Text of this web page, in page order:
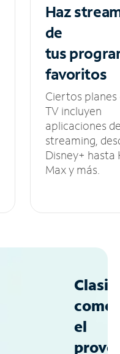
Haz
de
tus
favoritos
Ciertos planes
TV incluyen
aplicaciones
streaming,
Disney+ hasta
Max y más.
como
el